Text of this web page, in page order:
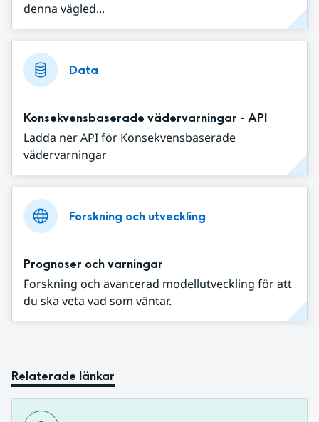
denna vägled...
Data
Konsekvensbaserade vädervarningar - API
Ladda ner API för Konsekvensbaserade
vädervarningar
Forskning och utveckling
Prognoser och varningar
Forskning och avancerad modellutveckling för att
du ska veta vad som väntar.
Relaterade länkar